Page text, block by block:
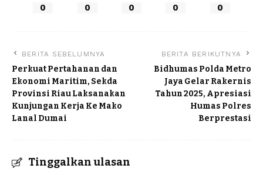
0 0 0 0 0
BERITA SEBELUMNYA
Perkuat Pertahanan dan
Ekonomi Maritim, Sekda
Provinsi Riau Laksanakan
Kunjungan Kerja Ke Mako
Lanal Dumai
BERITA BERIKUTNYA
Bidhumas Polda Metro
Jaya Gelar Rakernis
Tahun 2025, Apresiasi
Humas Polres
Berprestasi
Tinggalkan ulasan